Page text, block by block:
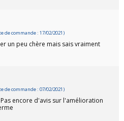
de commande : 17/02/2021)
un peu chère mais sais vraiment
de commande : 07/02/2021)
encore d'avis sur l'amélioration